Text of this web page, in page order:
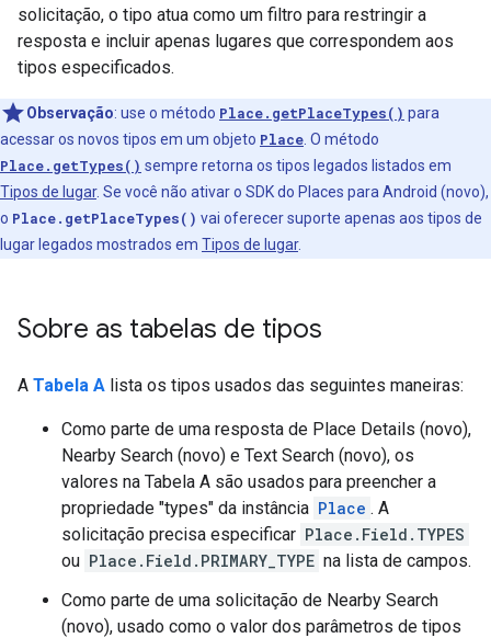
solicitação, o tipo atua como um filtro para restringir a
resposta e incluir apenas lugares que correspondem aos
tipos especificados.
Observação: use o método Place.getPlaceTypes() para
acessar os novos tipos em um objeto Place . O método
Place.getTypes() sempre retorna os tipos legados listados em
Tipos de lugar. Se você não ativar o SDK do Places para Android (novo),
o Place.getPlaceTypes() vai oferecer suporte apenas aos tipos de
lugar legados mostrados em Tipos de lugar.
Sobre as tabelas de tipos
A Tabela A lista os tipos usados das seguintes maneiras:
Como parte de uma resposta de Place Details (novo),
Nearby Search (novo) e Text Search (novo), os
valores na Tabela A são usados para preencher a
propriedade "types" da instância Place . A
solicitação precisa especificar Place.Field.TYPES
ou Place.Field.PRIMARY_TYPE na lista de campos.
Como parte de uma solicitação de Nearby Search
(novo), usado como o valor dos parâmetros de tipos